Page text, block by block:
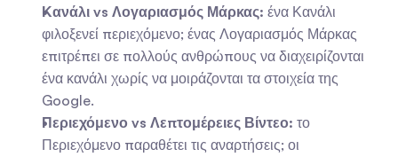
Κανάλι vs Λογαριασμός Μάρκας: ένα Κανάλι
φιλοξενεί περιεχόμενο; ένας Λογαριασμός Μάρκας
επιτρέπει σε πολλούς ανθρώπους να διαχειρίζονται
ένα κανάλι χωρίς να μοιράζονται τα στοιχεία της
Google.
Περιεχόμενο vs Λεπτομέρειες Βίντεο: το
Περιεχόμενο παραθέτει τις αναρτήσεις; οι